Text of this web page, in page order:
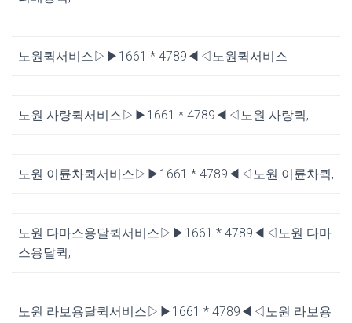
노원퀵서비스▷▶1661 * 4789◀◁노원퀵서비스
노원 사랑퀵서비스▷▶1661 * 4789◀◁노원 사랑퀵,
노원 이륜차퀵서비스▷▶1661 * 4789◀◁노원 이륜차퀵,
노원 다마스용달퀵서비스▷▶1661 * 4789◀◁노원 다마
스용달퀵,
노원 라보용달퀵서비스▷▶1661 * 4789◀◁노원 라보용